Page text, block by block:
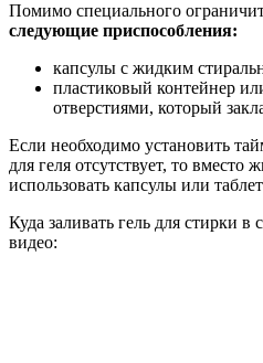
Помимо специального
следующие приспособления:
капсулы с жидким
пластиковый контейнер
отверстиями, который
Если необходимо установить
для геля отсутствует, то вместо
использовать капсулы или
Куда заливать гель для стирки в
видео: